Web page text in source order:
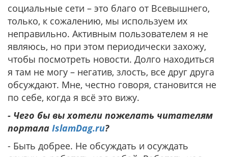
социальные сети – это благо от Всевышнего,
только, к сожалению, мы используем их
неправильно. Активным пользователем я не
являюсь, но при этом периодически захожу,
чтобы посмотреть новости. Долго находиться
я там не могу – негатив, злость, все друг друга
обсуждают. Мне, честно говоря, становится не
по себе, когда я всё это вижу.
- Чего бы вы хотели пожелать читателям
портала IslamDag.ru?
- Быть добрее. Не обсуждать и осуждать